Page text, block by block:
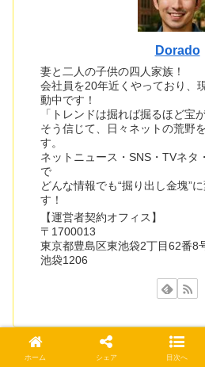
Dorado
妻と二人の子供の四人家族！
会社員を20年近くやっており、
動中です！
「トレンドは掘れば掘るほど宝
そう信じて、日々ネットの荒野
す。
ネットニュース・SNS・TVネタ
で
どんな情報でも“掘り出し金塊”
す！
【運営者契約オフィス】
〒1700013
東京都豊島区東池袋2丁目62番8
池袋1206
ホーム シェア 目次へ